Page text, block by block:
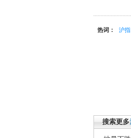
热词： 沪指
搜索更多